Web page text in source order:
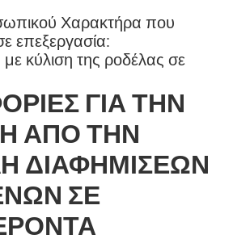
Χαρακτήρα που
επεξεργασία:
κύλιση της ροδέλας σε
ΓΙΑ ΤΗΝ
ΑΠΌ ΤΗΝ
ΔΙΑΦΗΜΊΣΕΩΝ
ΣΕ